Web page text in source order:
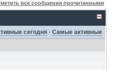
все сообщения прочитанными
сегодня ·Самые активные